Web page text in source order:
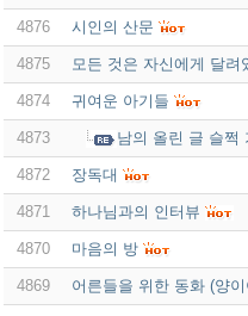
4876 시인의 산문
4875 모든 것은 자신에게 달려
4874 귀여운 아기들
4873 남의 올린 글 슬쩍
4872 장독대
4871 하나님과의 인터뷰
4870 마음의 방
4869 어른들을 위한 동화 (양